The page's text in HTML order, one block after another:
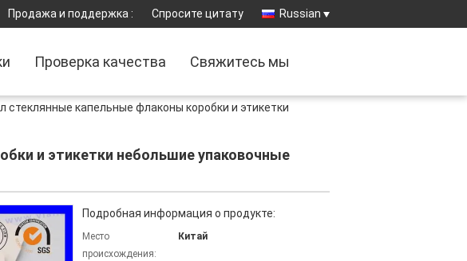
Продажа и поддержка : Спросите цитату Russian
Проверка качества Свяжитесь мы
стеклянные капельные флаконы коробки и этикетки
и этикетки небольшие упаковочные
Подробная информация о продукте:
Место
происхождения:
Китай